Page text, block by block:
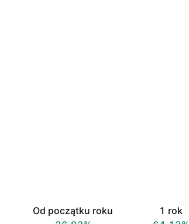
Od początku roku
1 rok